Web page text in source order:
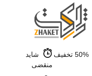
شاید
منقضی